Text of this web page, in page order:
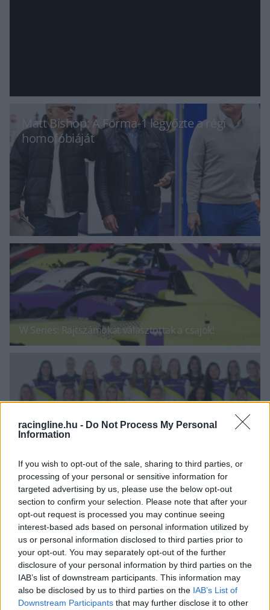
racingline.hu - Do Not Process My Personal
Information
If you wish to opt-out of the sale, sharing to third parties, or
processing of your personal or sensitive information for
targeted advertising by us, please use the below opt-out
section to confirm your selection. Please note that after your
opt-out request is processed you may continue seeing
interest-based ads based on personal information utilized by
us or personal information disclosed to third parties prior to
your opt-out. You may separately opt-out of the further
disclosure of your personal information by third parties on the
IAB’s list of downstream participants. This information may
also be disclosed by us to third parties on the IAB’s List of
Downstream Participants that may further disclose it to other
Matt Bishop: A Forma-1 legyőzte a régi
homofóbiáját
W Series: Rajtszámokat választottak a csajok!
Szavazz te is, hogy megtudjuk, ki lesz a kedvenc a W
Seriesben!